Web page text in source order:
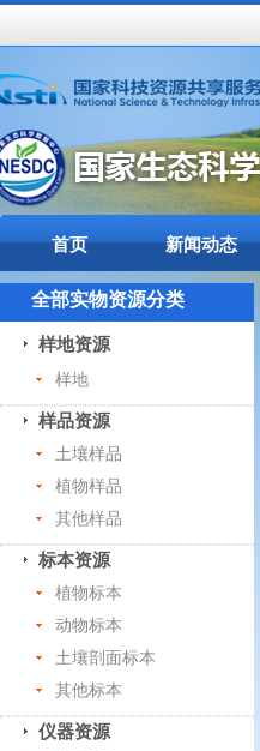
首页 新闻动态
全部实物资源分类
样地资源
样地
样品资源
土壤样品
植物样品
其他样品
标本资源
植物标本
动物标本
土壤剖面标本
其他标本
仪器资源